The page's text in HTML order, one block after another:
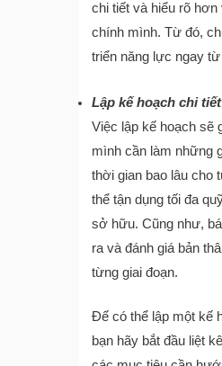
chi tiết và hiểu rõ
chính mình. Từ đó,
triển năng lực ngay
Lập kế hoạch chi tiết
Việc lập kế hoạch sẽ
mình cần làm những
thời gian bao lâu cho
thể tận dụng tối đa
sở hữu. Cũng như,
ra và đánh giá bản
từng giai đoạn.
Để có thể lập một kế
bạn hãy bắt đầu liệt